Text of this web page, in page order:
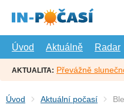
hlavní
Úvod
Aktuálně Radar
AKTUALITA: Převážně
Úvod Aktuální počasí